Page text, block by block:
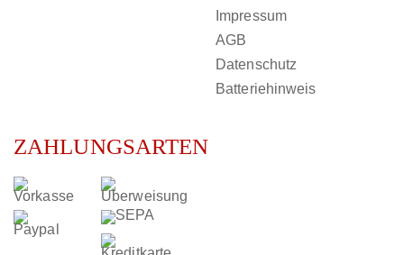
Impressum
AGB
Datenschutz
Batteriehinweis
ZAHLUNGSARTEN